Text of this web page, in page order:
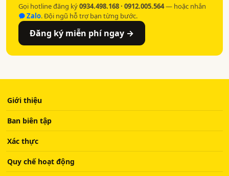
Gọi hotline đăng ký0934.498.168 · 0912.005.564— hoặc nhắn
Zalo. Đội ngũ hỗ trợ bạn từng bước.
Đăng ký miễn phí ngay →
Giới thiệu
Ban biên tập
Xác thực
Quy chế hoạt động